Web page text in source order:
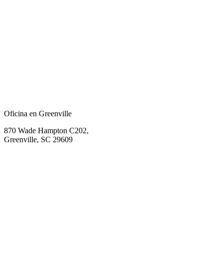
Oficina en Greenville
870 Wade Hampton C202,
Greenville, SC 29609